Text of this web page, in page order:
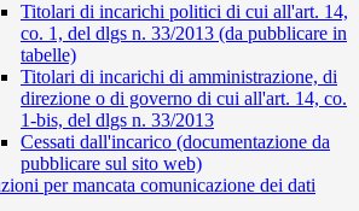
Titolari di incarichi politici di cui all'art. 14,
co. 1, del dlgs n. 33/2013 (da pubblicare in
tabelle)
Titolari di incarichi di amministrazione, di
direzione o di governo di cui all'art. 14, co.
1-bis, del dlgs n. 33/2013
Cessati dall'incarico (documentazione da
pubblicare sul sito web)
per mancata comunicazione dei dati